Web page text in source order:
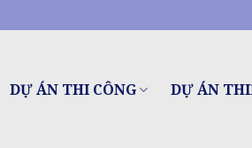
DỰ ÁN THI CÔNG DỰ ÁN